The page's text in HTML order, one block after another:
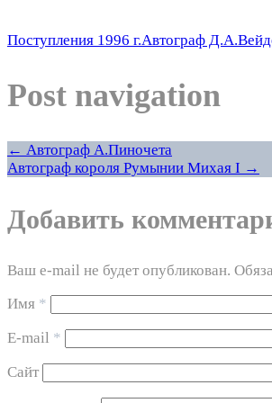
Поступления 1996 г.Автограф
Post navigation
← Автограф А.Пиночета
Автограф короля Румынии Михая I →
Добавить
Ваш e-mail не будет опубликован.
Имя *
E-mail *
Сайт